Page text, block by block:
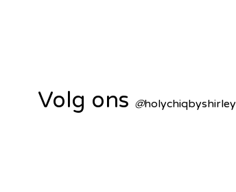
Volg ons @holychiqbyshirley